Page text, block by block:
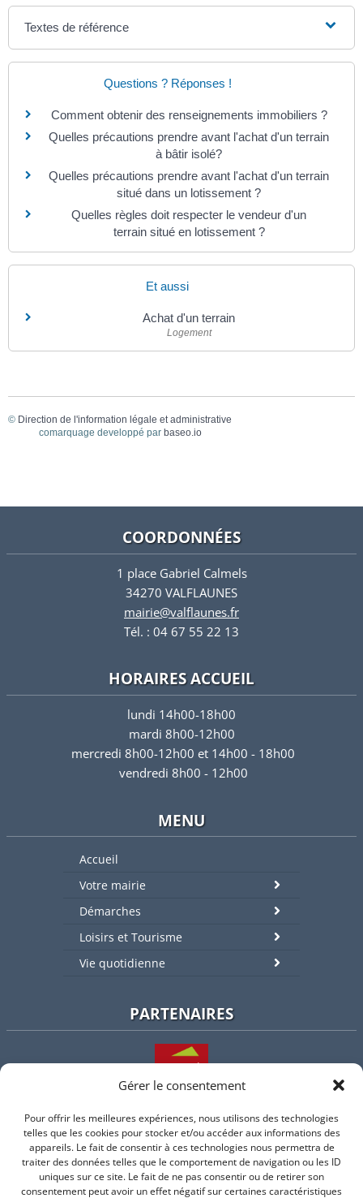
Gérer le consentement
Pour offrir les meilleures expériences, nous utilisons des technologies
telles que les cookies pour stocker et/ou accéder aux informations des
appareils. Le fait de consentir à ces technologies nous permettra de
traiter des données telles que le comportement de navigation ou les ID
uniques sur ce site. Le fait de ne pas consentir ou de retirer son
consentement peut avoir un effet négatif sur certaines caractéristiques
Textes de référence
Questions ? Réponses !
Comment obtenir des renseignements immobiliers ?
Quelles précautions prendre avant l'achat d'un terrain
à bâtir isolé?
Quelles précautions prendre avant l'achat d'un terrain
situé dans un lotissement ?
Quelles règles doit respecter le vendeur d'un
terrain situé en lotissement ?
Et aussi
Achat d'un terrain
Logement
© Direction de l'information légale et administrative
comarquage developpé par baseo.io
COORDONNÉES
1 place Gabriel Calmels
34270 VALFLAUNES
mairie@valflaunes.fr
Tél. : 04 67 55 22 13
HORAIRES ACCUEIL
lundi 14h00-18h00
mardi 8h00-12h00
mercredi 8h00-12h00 et 14h00 - 18h00
vendredi 8h00 - 12h00
MENU
Accueil
Votre mairie
Démarches
Loisirs et Tourisme
Vie quotidienne
PARTENAIRES
L'intercommunalité
Intramuros